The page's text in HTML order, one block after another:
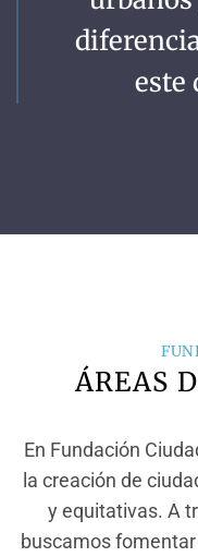
este
ÁREAS
En Fundación
la creación de
y equitativas. A
buscamos